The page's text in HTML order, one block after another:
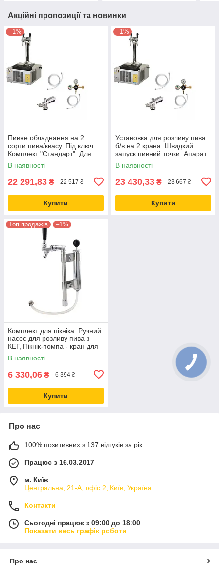
Акційні пропозиції та новинки
–1%
Пивне обладнання на 2
сорти пива/квасу. Під ключ.
Комплект "Стандарт". Для
розливу пива вдома
В наявності
22 291,83 ₴ 22 517 ₴
Купити
–1%
Установка для розливу пива
б/в на 2 крана. Швидкий
запуск пивний точки. Апарат
розливу з кег двох сортів.
В наявності
23 430,33 ₴ 23 667 ₴
Купити
Топ продажів –1%
Комплект для пікніка. Ручний
насос для розливу пива з
КЕГ, Пікнік-помпа - кран для
пивної кеги
В наявності
6 330,06 ₴ 6 394 ₴
Купити
Про нас
100% позитивних з 137 відгуків за рік
Працює з 16.03.2017
м. Київ
Центральна, 21-А, офіс 2, Київ, Україна
Контакти
Сьогодні працює з 09:00 до 18:00
Показати весь графік роботи
Про нас